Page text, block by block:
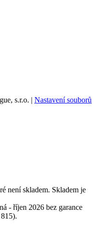
s.r.o. | Nastavení souborů
není skladem. Skladem je
- říjen 2026 bez garance